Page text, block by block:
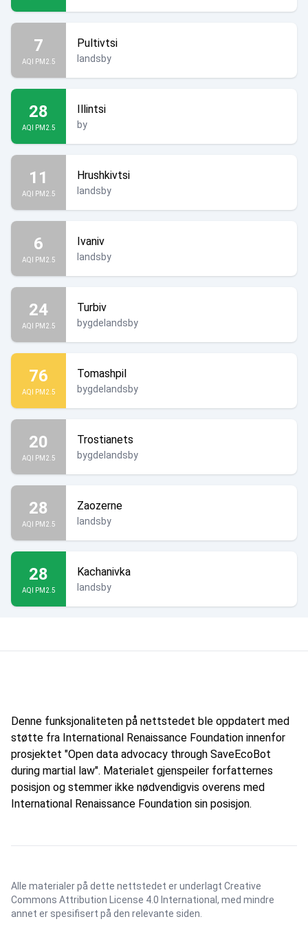
7
AQI PM2.5
Pultivtsi
landsby
28
AQI PM2.5
Illintsi
by
11
AQI PM2.5
Hrushkivtsi
landsby
6
AQI PM2.5
Ivaniv
landsby
24
AQI PM2.5
Turbiv
bygdelandsby
76
AQI PM2.5
Tomashpil
bygdelandsby
20
AQI PM2.5
Trostianets
bygdelandsby
28
AQI PM2.5
Zaozerne
landsby
28
AQI PM2.5
Kachanivka
landsby
Denne funksjonaliteten på nettstedet ble oppdatert med
støtte fra International Renaissance Foundation innenfor
prosjektet "Open data advocacy through SaveEcoBot
during martial law". Materialet gjenspeiler forfatternes
posisjon og stemmer ikke nødvendigvis overens med
International Renaissance Foundation sin posisjon.
Alle materialer på dette nettstedet er underlagt Creative
Commons Attribution License 4.0 International , med mindre
annet er spesifisert på den relevante siden.